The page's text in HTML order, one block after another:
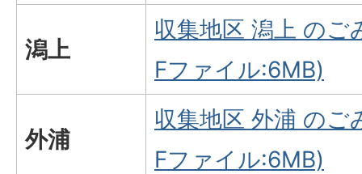
潟上
収集地区 潟上 のご
Fファイル:6MB)
外浦
収集地区 外浦 のご
Fファイル:6MB)